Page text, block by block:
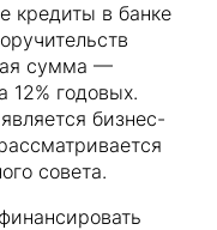
кредиты в банке
сумма —
12% годовых.
бизнес-
совета.